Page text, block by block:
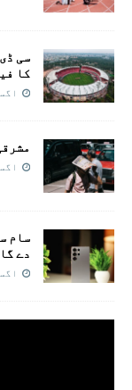
سی
کا
اگست 4,
اگست 4,
دے
اگست 3,